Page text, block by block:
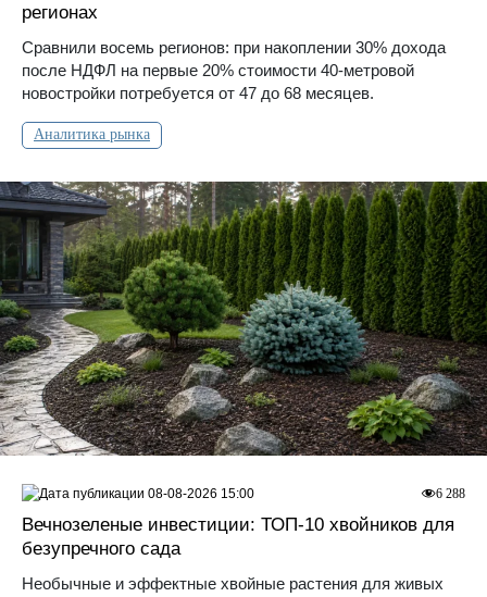
регионах
Сравнили восемь регионов: при накоплении 30% дохода
после НДФЛ на первые 20% стоимости 40-метровой
новостройки потребуется от 47 до 68 месяцев.
Аналитика рынка
Вечнозеленые инвестиции: ТОП-10 хвойников для
безупречного сада
Необычные и эффектные хвойные растения для живых
6 288
08-08-2026 15:00